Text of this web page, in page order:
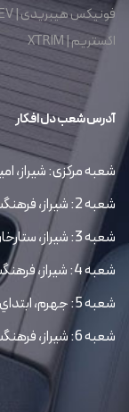
فونیکس هیبریدی | FOWNIX NEV
اکستریم | XTRIM
آدرس شعب دل افکار
شعبه مرکزی: شیراز،
شعبه 2: شیراز، فرهنگشهر، بعد از کوچه 42
شعبه 3: شیراز، ستارخان، نبش کوچه پنجم
شعبه 4: شیراز، فرهنگشهر، بعد از کوچه 52
شعبه 5: جهرم، ابتداي اسد زاده، بلوار رهبري
شعبه 6: شیراز، فرهنگشهر، بعد از کوچه 52